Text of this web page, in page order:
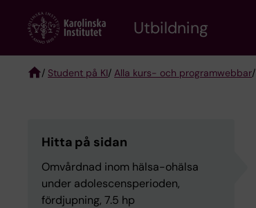
content
Utbildning
/ Student på KI/ Alla kurs- och programwebbar/
Hitta på sidan
Omvårdnad inom hälsa-ohälsa
under adolescensperioden,
fördjupning, 7.5 hp